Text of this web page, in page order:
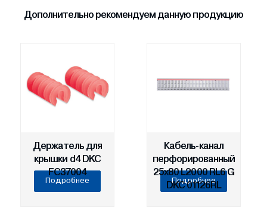
Дополнительно рекомендуем данную продукцию
Держатель для
крышки d4 DKC
FC37004
Подробнее
Кабель-канал
перфорированный
25х80 L2000 RL6 G
DKC 01126RL
Подробнее